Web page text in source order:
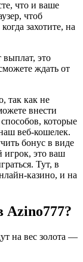
что и ваше
чтоб
захотите, на
выплат, это
ждать от
так как не
внести
которые
веб-кошелек.
бонус в виде
это ваш
Тут, в
казино, и на
на вес золота —